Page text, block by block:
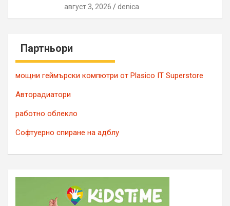
август 3, 2026 denica
Партньори
мощни геймърски компютри от Plasico IT Superstore
Авторадиатори
работно облекло
Софтуерно спиране на адблу